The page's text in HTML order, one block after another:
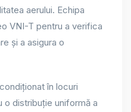
aerului. Echipa
VNI-T pentru a verifica
și a asigura o
în locuri
distribuție uniformă a